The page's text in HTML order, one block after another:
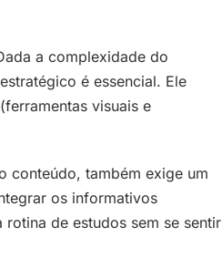
a complexidade do
é essencial. Ele
visuais e
conteúdo, também exige um
os informativos
de estudos sem se sentir